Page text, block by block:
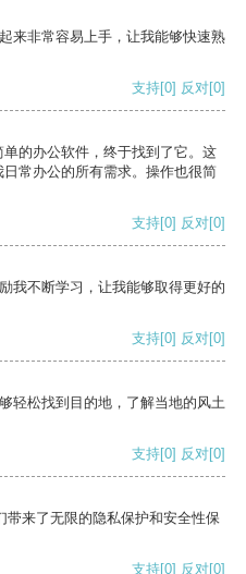
来非常容易上手，让我能够快速熟
支持[0] 反对[0]
的办公软件，终于找到了它。这
常办公的所有需求。操作也很简
支持[0] 反对[0]
我不断学习，让我能够取得更好的
支持[0] 反对[0]
轻松找到目的地，了解当地的风土
支持[0] 反对[0]
来了无限的隐私保护和安全性保
支持[0] 反对[0]